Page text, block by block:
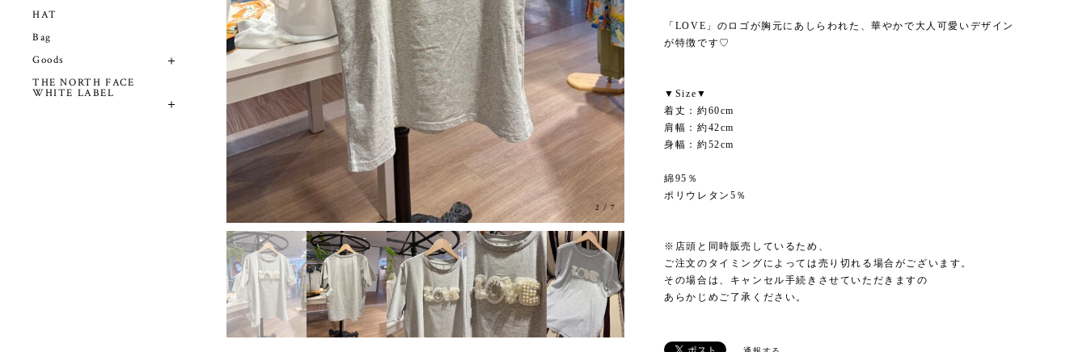
HAT
Bag
Goods
THE NORTH FACE
WHITE LABEL
2 /7
「LOVE」のロゴが胸元にあしらわれた、華やかで大人可愛いデザイン
が特徴です♡
▼Size▼
着丈：約60cm
肩幅：約42cm
身幅：約52cm
綿95％
ポリウレタン5％
※店頭と同時販売しているため、
ご注文のタイミングによっては売り切れる場合がございます。
その場合は、キャンセル手続きさせていただきますの
あらかじめご了承ください。